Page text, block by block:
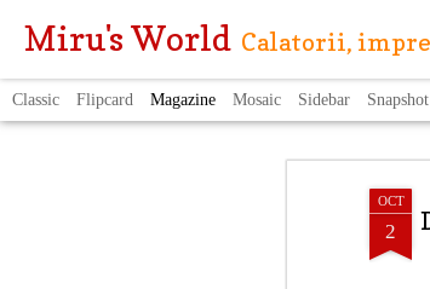
OCT
2
Miru's World Calatorii,
Classic Flipcard Magazine Mosaic Sidebar Snapshot